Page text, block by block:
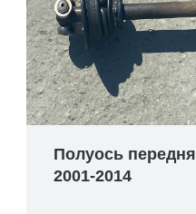
Полуось
2001-2014